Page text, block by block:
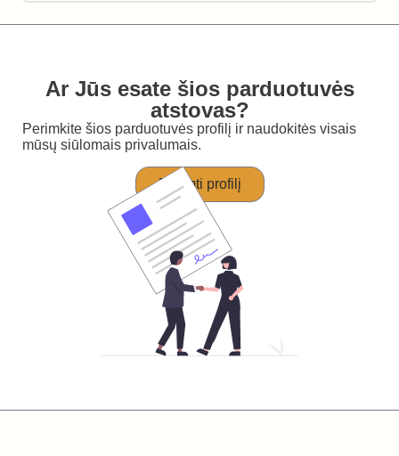
Ar Jūs esate šios parduotuvės
atstovas?
Perimkite šios parduotuvės profilį ir naudokitės visais
mūsų siūlomais privalumais.
Perimti profilį